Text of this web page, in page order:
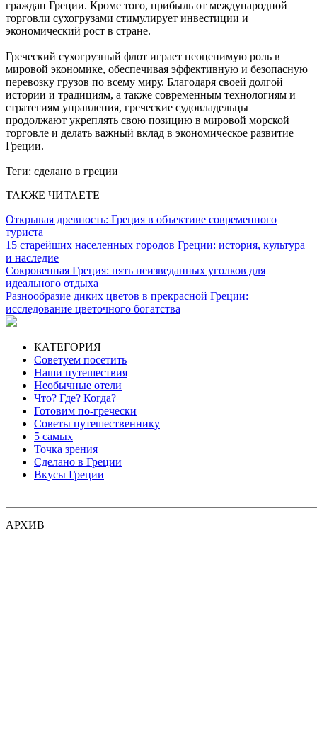
граждан Греции. Кроме того, прибыль от международной
торговли сухогрузами стимулирует инвестиции и
экономический рост в стране.
Греческий сухогрузный флот играет неоценимую роль в
мировой экономике, обеспечивая эффективную и безопасную
перевозку грузов по всему миру. Благодаря своей долгой
истории и традициям, а также современным технологиям и
стратегиям управления, греческие судовладельцы
продолжают укреплять свою позицию в мировой морской
торговле и делать важный вклад в экономическое развитие
Греции.
Теги: сделано в греции
ТАКЖЕ ЧИТАЕТЕ
Открывая древность: Греция в объективе современного
туриста
15 старейших населенных городов Греции: история, культура
и наследие
Сокровенная Греция: пять неизведанных уголков для
идеального отдыха
Разнообразие диких цветов в прекрасной Греции:
исследование цветочного богатства
КАТЕГОРИЯ
Советуем посетить
Наши путешествия
Необычные отели
Что? Где? Когда?
Готовим по-гречески
Советы путешественнику
5 самых
Точка зрения
Сделано в Греции
Вкусы Греции
АРХИВ